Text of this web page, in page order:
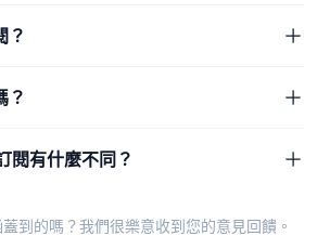
？
？
閱有什麼不同？
到的嗎？我們很樂意收到您的意見回饋 。